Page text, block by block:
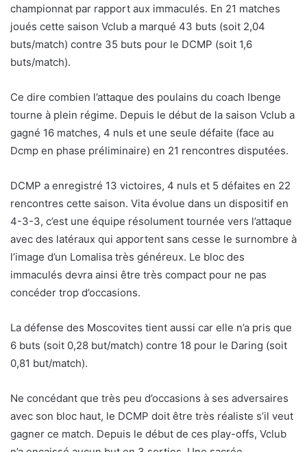
championnat par rapport aux immaculés. En 21 matches
joués cette saison Vclub a marqué 43 buts (soit 2,04
buts/match) contre 35 buts pour le DCMP (soit 1,6
buts/match).
Ce dire combien l’attaque des poulains du coach Ibenge
tourne à plein régime. Depuis le début de la saison Vclub a
gagné 16 matches, 4 nuls et une seule défaite (face au
Dcmp en phase préliminaire) en 21 rencontres disputées.
DCMP a enregistré 13 victoires, 4 nuls et 5 défaites en 22
rencontres cette saison. Vita évolue dans un dispositif en
4-3-3, c’est une équipe résolument tournée vers l’attaque
avec des latéraux qui apportent sans cesse le surnombre à
l’image d’un Lomalisa très généreux. Le bloc des
immaculés devra ainsi être très compact pour ne pas
concéder trop d’occasions.
La défense des Moscovites tient aussi car elle n’a pris que
6 buts (soit 0,28 but/match) contre 18 pour le Daring (soit
0,81 but/match).
Ne concédant que très peu d’occasions à ses adversaires
avec son bloc haut, le DCMP doit être très réaliste s’il veut
gagner ce match. Depuis le début de ces play-offs, Vclub